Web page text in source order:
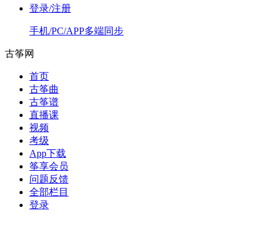
登录/注册
手机/PC/APP多端同步
古筝网
首页
古筝曲
古筝谱
直播课
视频
考级
App下载
筝享会员
问题反馈
全部栏目
登录